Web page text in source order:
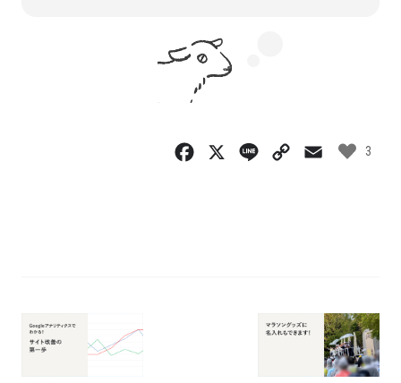
3
Facebook Line
Copy
Email